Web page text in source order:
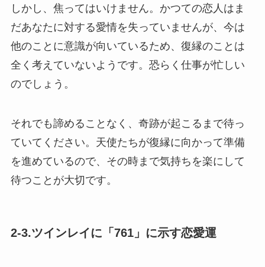
しかし、焦ってはいけません。かつての恋人はま
だあなたに対する愛情を失っていませんが、今は
他のことに意識が向いているため、復縁のことは
全く考えていないようです。恐らく仕事が忙しい
のでしょう。
それでも諦めることなく、奇跡が起こるまで待っ
ていてください。天使たちが復縁に向かって準備
を進めているので、その時まで気持ちを楽にして
待つことが大切です。
2-3.ツインレイに「761」に示す恋愛運